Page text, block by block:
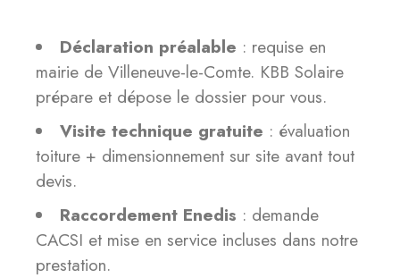
Déclaration préalable : requise en
mairie de Villeneuve-le-Comte. KBB Solaire
prépare et dépose le dossier pour vous.
Visite technique gratuite : évaluation
toiture + dimensionnement sur site avant tout
devis.
Raccordement Enedis : demande
CACSI et mise en service incluses dans notre
prestation.